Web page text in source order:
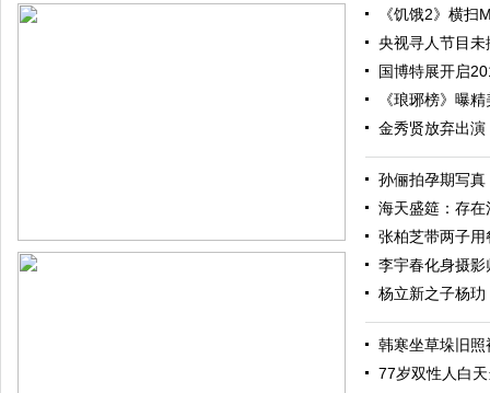
《饥饿2》横扫
央视寻人节目
国博特展开启
《琅琊榜》曝
金秀贤放弃出
孙俪拍孕期写
海天盛筵：存
张柏芝带两子
李宇春化身摄
杨立新之子杨
韩寒坐草垛旧
77岁双性人白